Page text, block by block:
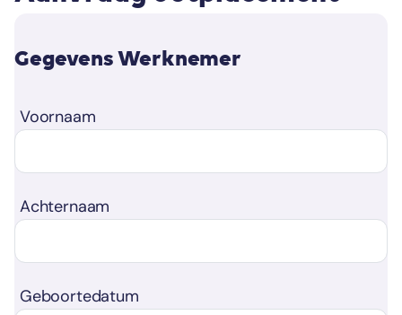
Gegevens Werknemer
Voornaam
Achternaam
Geboortedatum